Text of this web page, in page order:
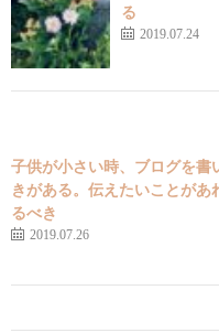
る
2019.07.24
子供が小さい時、ブログを書
きがある。伝えたいことがあ
るべき
2019.07.26